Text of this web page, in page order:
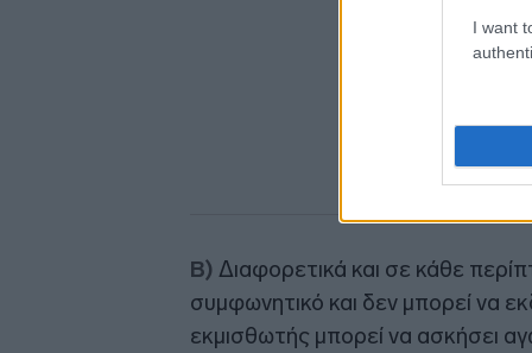
I want
Β) Διαφορετικά και σε κάθε
συμφωνητικό και δεν μπορεί να
εκμισθωτής μπορεί να ασκήσει